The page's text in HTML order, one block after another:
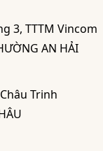
3, TTTM Vincom
AN HẢI
Trinh